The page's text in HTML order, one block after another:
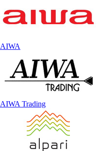
AIWA
AIWA Trading